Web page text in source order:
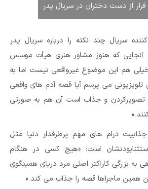
فرار از دست دختران در سریال پدر
سریال چند نکته را درباره سریال پدر
که هنوز مشاور هنری هیأت موسس
خیلی هم این موضوع غیرواقعی نیست اما به
می پرسم آیا قصه آدم های واقعی
تصویرکردن و جذاب است آن هم به صورتی
درام های مهم پرطرفدار دنیا مثل
استثنابودنشان است: «هیچ کسی در هنگام
به بزرگی کاراکتر اصلی مرد دریای همینگوی
همین ماجراها قصه را جذاب می کند.»